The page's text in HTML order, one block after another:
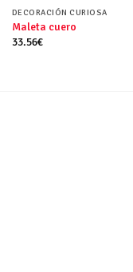
DECORACIÓN CURIOSA
Maleta cuero
33.56€